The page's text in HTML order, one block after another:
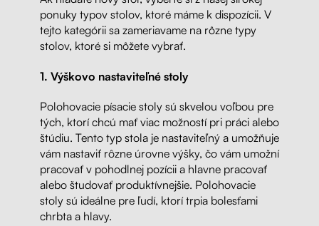
ponuky typov stolov, ktoré máme k dispozícii. V
tejto kategórii sa zameriavame na rôzne typy
stolov, ktoré si môžete vybrať.
1. Výškovo nastaviteľné stoly
Polohovacie písacie stoly sú skvelou voľbou pre
tých, ktorí chcú mať viac možností pri práci alebo
štúdiu. Tento typ stola je nastaviteľný a umožňuje
vám nastaviť rôzne úrovne výšky, čo vám umožní
pracovať v pohodlnej pozícii a hlavne pracovať
alebo študovať produktívnejšie. Polohovacie
stoly sú ideálne pre ľudí, ktorí trpia bolesťami
chrbta a hlavy.